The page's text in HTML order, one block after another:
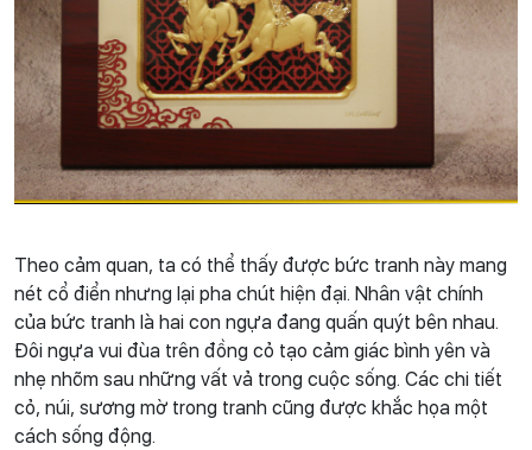
Theo cảm quan, ta có thể thấy được bức tranh này mang
nét cổ điển nhưng lại pha chút hiện đại. Nhân vật chính
của bức tranh là hai con ngựa đang quấn quýt bên nhau.
Đôi ngựa vui đùa trên đồng cỏ tạo cảm giác bình yên và
nhẹ nhõm sau những vất vả trong cuộc sống. Các chi tiết
cỏ, núi, sương mờ trong tranh cũng được khắc họa một
cách sống động.